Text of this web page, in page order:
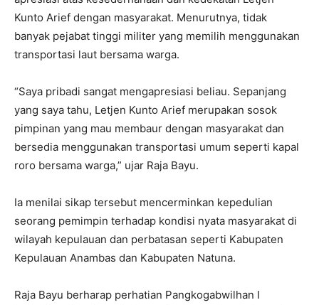
Kunto Arief dengan masyarakat. Menurutnya, tidak
banyak pejabat tinggi militer yang memilih menggunakan
transportasi laut bersama warga.
“Saya pribadi sangat mengapresiasi beliau. Sepanjang
yang saya tahu, Letjen Kunto Arief merupakan sosok
pimpinan yang mau membaur dengan masyarakat dan
bersedia menggunakan transportasi umum seperti kapal
roro bersama warga,” ujar Raja Bayu.
Ia menilai sikap tersebut mencerminkan kepedulian
seorang pemimpin terhadap kondisi nyata masyarakat di
wilayah kepulauan dan perbatasan seperti Kabupaten
Kepulauan Anambas dan Kabupaten Natuna.
Raja Bayu berharap perhatian Pangkogabwilhan I